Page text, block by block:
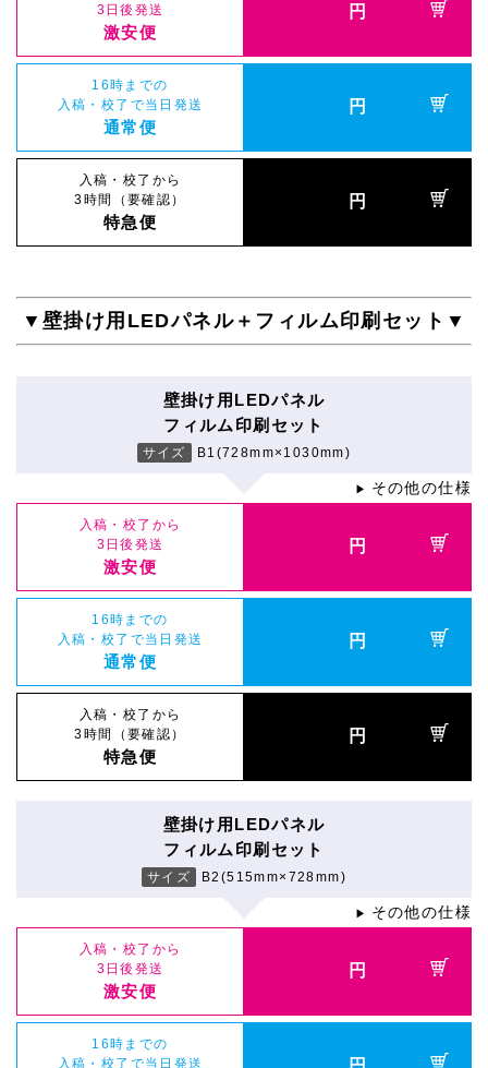
3日後発送
激安便
円
16時までの
入稿・校了で当日発送
通常便
円
入稿・校了から
3時間（要確認）
特急便
円
▼壁掛け用LEDパネル＋フィルム印刷セット▼
壁掛け用LEDパネル
フィルム印刷セット
サイズ B1(728mm×1030mm)
▶ その他の仕様
入稿・校了から
3日後発送
激安便
円
16時までの
入稿・校了で当日発送
通常便
円
入稿・校了から
3時間（要確認）
特急便
円
壁掛け用LEDパネル
フィルム印刷セット
サイズ B2(515mm×728mm)
▶ その他の仕様
入稿・校了から
3日後発送
激安便
円
16時までの
入稿・校了で当日発送